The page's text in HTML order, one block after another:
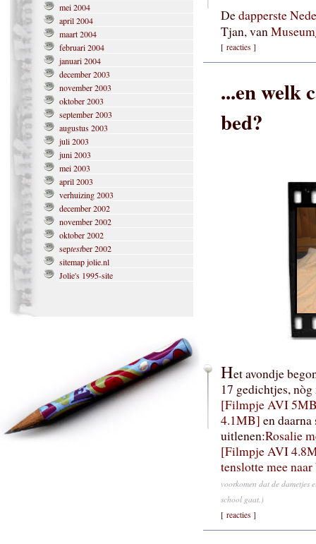
mei 2004
april 2004
maart 2004
februari 2004
januari 2004
december 2003
november 2003
oktober 2003
september 2003
augustus 2003
juli 2003
juni 2003
mei 2003
april 2003
verhuizing 2003
december 2002
november 2002
oktober 2002
septestber 2002
sitemap jolie.nl
Jolie's 1995-site
Dedapperste
Tjan, vanMuseum
[ reacties ]
...en welk
bed?
Het avondje
17 gedichtjes,
[Filmpje AVI
4.1MB] en
uitlenen:Rosalie
[Filmpje AVI
tenslotte mee
voorkomen dat de dametjes
school gaat.)
[ reacties ]